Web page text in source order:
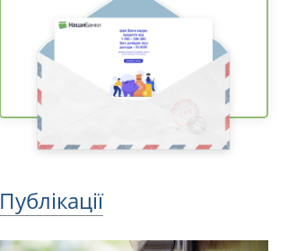
Публікації